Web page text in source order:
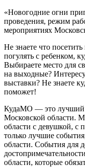
«Новогодние огни
проведения, режим
мероприятиях
Не знаете что
погулять с ребенком,
Выбираете место для
на выходные?
выставки? Не знаете
поможет!
КудаМО — это лучший
Московской области.
области с девушкой, с
только лучшие
области. События для
области, которые